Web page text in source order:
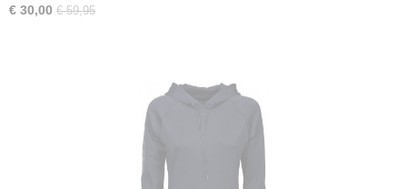
€ 30,00 € 59,95